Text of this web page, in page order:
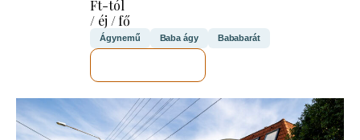
Ft-tól
/ éj / fő
Ágynemű Baba ágy Bababarát